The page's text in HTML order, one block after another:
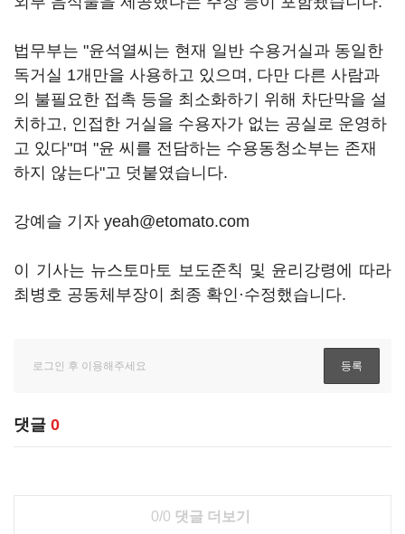
법무부는 "윤석열씨는 현재 일반 수용거실과 동일한
독거실 1개만을 사용하고 있으며, 다만 다른 사람과
의 불필요한 접촉 등을 최소화하기 위해 차단막을 설
치하고, 인접한 거실을 수용자가 없는 공실로 운영하
고 있다"며 "윤 씨를 전담하는 수용동청소부는 존재
하지 않는다"고 덧붙였습니다.
강예슬 기자 yeah@etomato.com
이 기사는 뉴스토마토 보도준칙 및 윤리강령에 따라
최병호 공동체부장이 최종 확인·수정했습니다.
댓글 0
0/0 댓글 더보기